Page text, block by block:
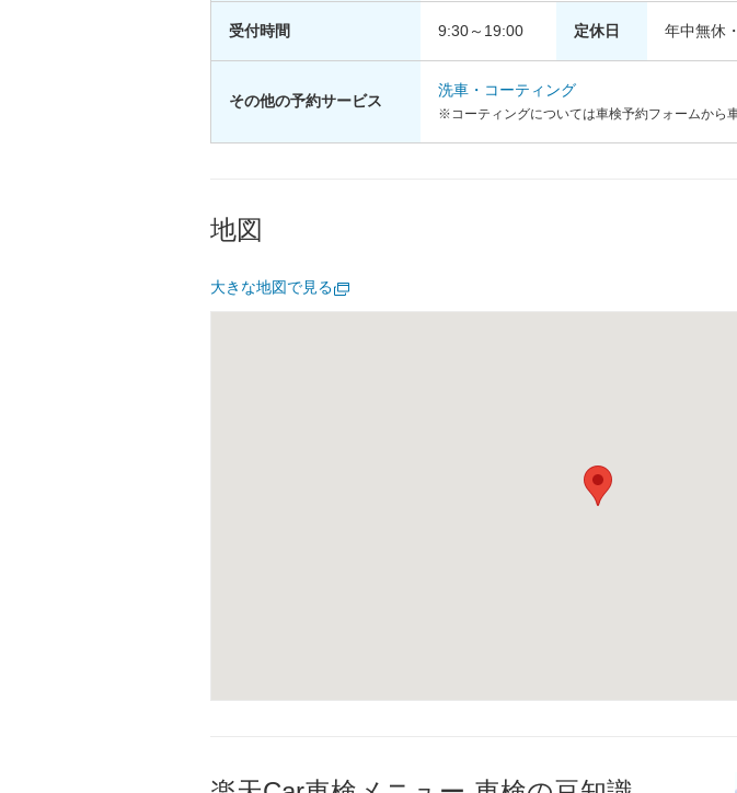
受付時間 9:30～19:00 定休日 年中無休
その他の予約サービス
洗車・コーティング
※コーティングについては車検予約フォームから
地図
大きな地図で見る